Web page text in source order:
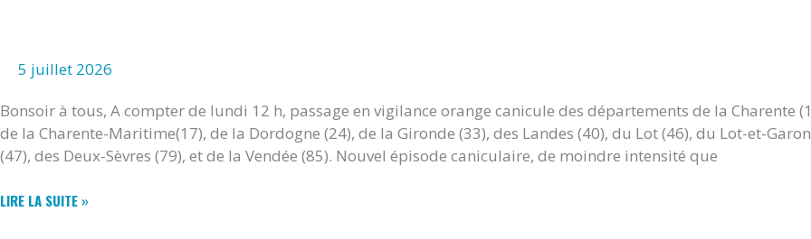
5 juillet 2026
Bonsoir à tous, A compter de lundi 12 h, passage en vigilance orange canicule des départements de la Charente
de la Charente-Maritime(17), de la Dordogne (24), de la Gironde (33), des Landes (40), du Lot (46), du Lot-et-
(47), des Deux-Sèvres (79), et de la Vendée (85). Nouvel épisode caniculaire, de moindre intensité que
VIGILANCE
LIRE LA SUITE »